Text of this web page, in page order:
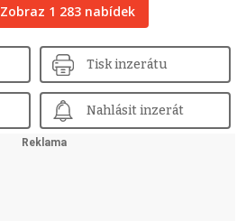
Zobraz 1 283 nabídek
Tisk inzerátu
Nahlásit inzerát